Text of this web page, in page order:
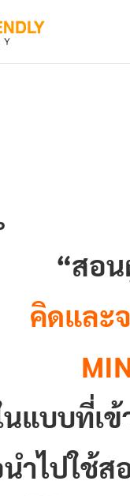
“สอ
คิดและ
นแบบที่เข้
ำไปใช้ส